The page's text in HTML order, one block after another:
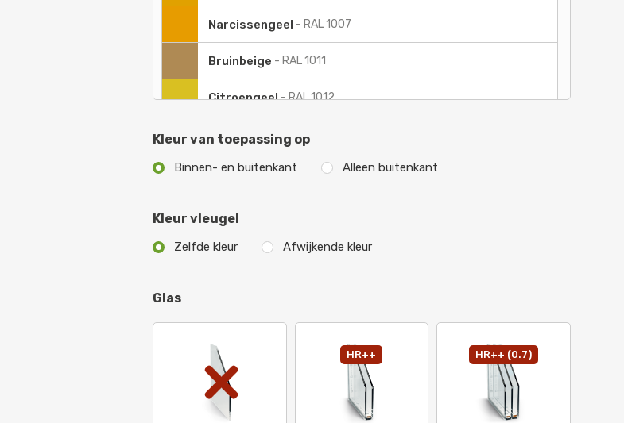
Narcissengeel - RAL 1007
Bruinbeige - RAL 1011
Citroengeel-RAL 1012
Parelwit-RAL 1013
Ivoorkleurig-RAL 1014
Roodoranje -RAL 2001
Zuiver oranje RAL 2004
Briljant oranje RAL 2005
Kleur van toepassing op
Binnen- en buitenkant Alleen buitenkant
Kleur vleugel
Zelfde kleur Afwijkende kleur
Glas
HR++ HR++ (0.7)